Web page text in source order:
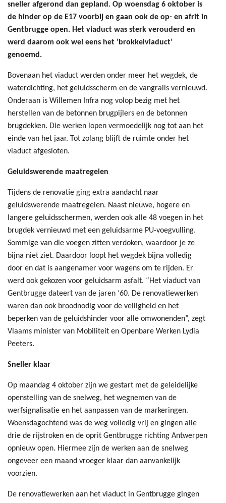
sneller afgerond dan gepland. Op woensdag 6 oktober is
de hinder op de E17 voorbij en gaan ook de op- en afrit in
Gentbrugge open. Het viaduct was sterk verouderd en
werd daarom ook wel eens het ‘brokkelviaduct’
genoemd.
Bovenaan het viaduct werden onder meer het wegdek, de
waterdichting, het geluidsscherm en de vangrails vernieuwd.
Onderaan is Willemen Infra nog volop bezig met het
herstellen van de betonnen brugpijlers en de betonnen
brugdekken. Die werken lopen vermoedelijk nog tot aan het
einde van het jaar. Tot zolang blijft de ruimte onder het
viaduct afgesloten.
Geluidswerende maatregelen
Tijdens de renovatie ging extra aandacht naar
geluidswerende maatregelen. Naast nieuwe, hogere en
langere geluidsschermen, werden ook alle 48 voegen in het
brugdek vernieuwd met een geluidsarme PU-voegvulling.
Sommige van die voegen zitten verdoken, waardoor je ze
bijna niet ziet. Daardoor loopt het wegdek bijna volledig
door en dat is aangenamer voor wagens om te rijden. Er
werd ook gekozen voor geluidsarm asfalt. “Het viaduct van
Gentbrugge dateert van de jaren ‘60. De renovatiewerken
waren dan ook broodnodig voor de veiligheid en het
beperken van de geluidshinder voor alle omwonenden”, zegt
Vlaams minister van Mobiliteit en Openbare Werken Lydia
Peeters.
Sneller klaar
Op maandag 4 oktober zijn we gestart met de geleidelijke
openstelling van de snelweg, het wegnemen van de
werfsignalisatie en het aanpassen van de markeringen.
Woensdagochtend was de weg volledig vrij en gingen alle
drie de rijstroken en de oprit Gentbrugge richting Antwerpen
opnieuw open. Hiermee zijn de werken aan de snelweg
ongeveer een maand vroeger klaar dan aanvankelijk
voorzien.
De renovatiewerken aan het viaduct in Gentbrugge gingen